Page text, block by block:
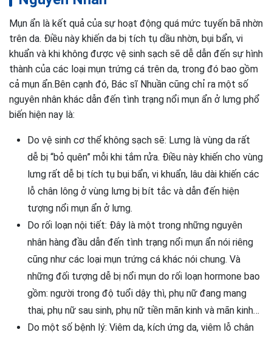
Mụn ẩn là kết quả của sự hoạt động quá mức tuyến bã nhờn
trên da. Điều này khiến da bị tích tụ dầu nhờn, bụi bẩn, vi
khuẩn và khi không được vệ sinh sạch sẽ dễ dẫn đến sự hình
thành của các loại mụn trứng cá trên da, trong đó bao gồm
cả mụn ẩn.Bên cạnh đó, Bác sĩ Nhuần cũng chỉ ra một số
nguyên nhân khác dẫn đến tình trạng nổi mụn ẩn ở lưng phổ
biến hiện nay là:
Do vệ sinh cơ thể không sạch sẽ: Lưng là vùng da rất
dễ bị “bỏ quên” mỗi khi tắm rửa. Điều này khiến cho vùng
lưng rất dễ bị tích tụ bụi bẩn, vi khuẩn, lâu dài khiến các
lỗ chân lông ở vùng lưng bị bít tắc và dẫn đến hiện
tượng nổi mụn ẩn ở lưng.
Do rối loạn nội tiết: Đây là một trong những nguyên
nhân hàng đầu dẫn đến tình trạng nổi mụn ẩn nói riêng
cũng như các loại mụn trứng cá khác nói chung. Và
những đối tượng dễ bị nổi mụn do rối loạn hormone bao
gồm: người trong độ tuổi dậy thì, phụ nữ đang mang
thai, phụ nữ sau sinh, phụ nữ tiền mãn kinh và mãn kinh…
Do một số bệnh lý: Viêm da, kích ứng da, viêm lỗ chân